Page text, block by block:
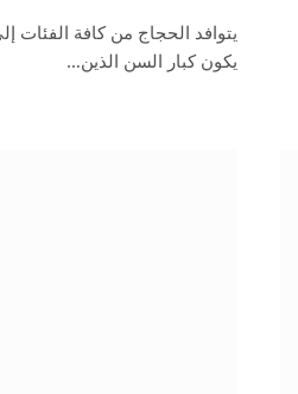
يتوافد الحجاج من كافة الفئات
يكون كبار السن الذين…